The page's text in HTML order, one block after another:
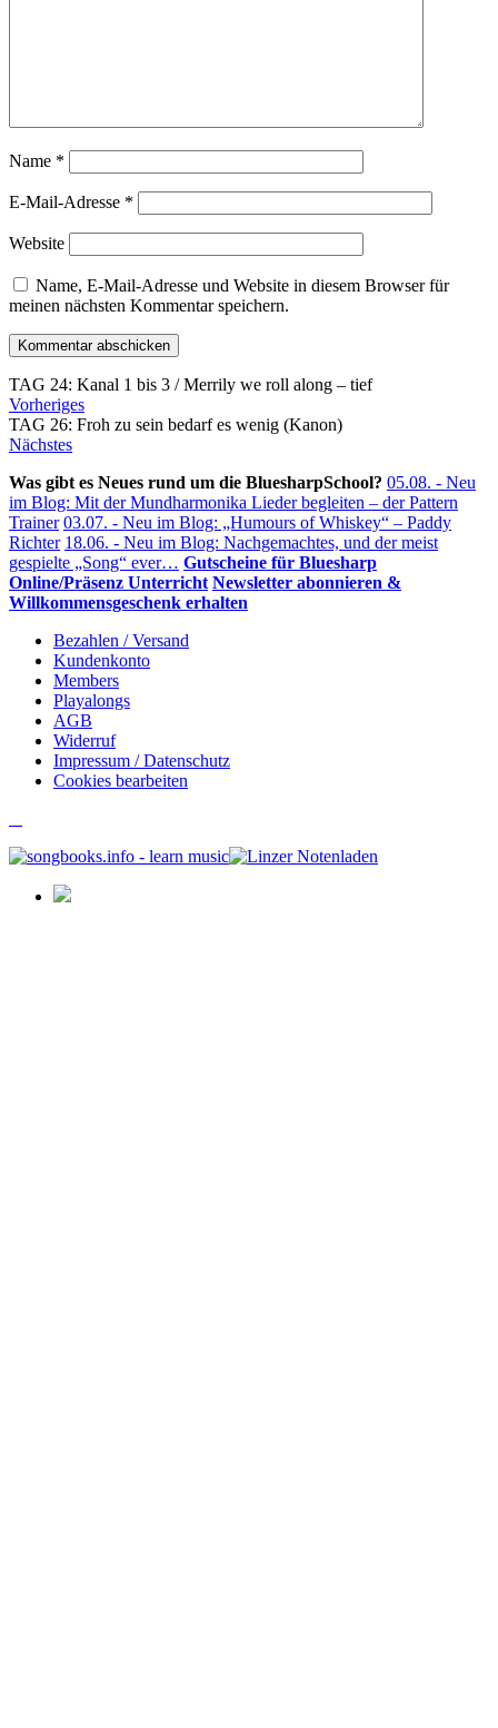
Name *
E-Mail-Adresse *
Website
Name, E-Mail-Adresse und Website in diesem Browser für
meinen nächsten Kommentar speichern.
TAG 24: Kanal 1 bis 3 / Merrily we roll along – tief
Vorheriges
TAG 26: Froh zu sein bedarf es wenig (Kanon)
Nächstes
Was gibt es Neues rund um die BluesharpSchool? 05.08. - Neu
im Blog: Mit der Mundharmonika Lieder begleiten – der Pattern
Trainer 03.07. - Neu im Blog: „Humours of Whiskey“ – Paddy
Richter 18.06. - Neu im Blog: Nachgemachtes, und der meist
gespielte „Song“ ever… Gutscheine für Bluesharp
Online/Präsenz Unterricht Newsletter abonnieren &
Willkommensgeschenk erhalten
Bezahlen / Versand
Kundenkonto
Members
Playalongs
AGB
Widerruf
Impressum / Datenschutz
Cookies bearbeiten